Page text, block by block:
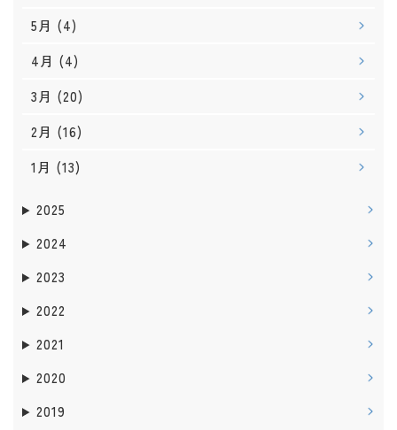
5月 (4)
4月 (4)
3月 (20)
2月 (16)
1月 (13)
2025
2024
2023
2022
2021
2020
2019